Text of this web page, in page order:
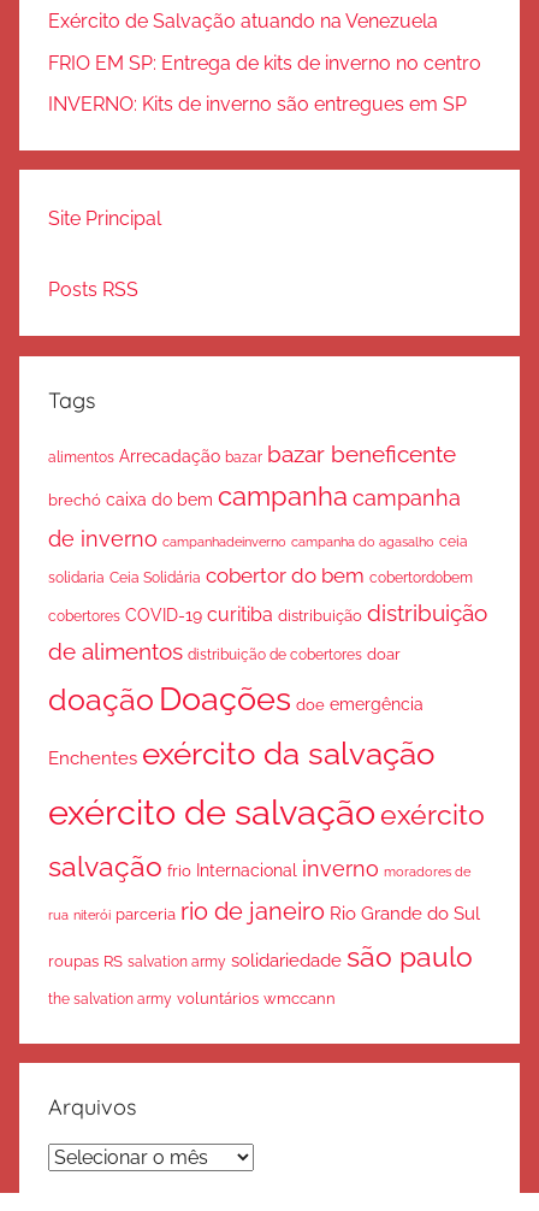
Exército de Salvação atuando na Venezuela
FRIO EM SP: Entrega de kits de inverno no centro
INVERNO: Kits de inverno são entregues em SP
Site Principal
Posts RSS
Tags
alimentos Arrecadação bazar bazar beneficente
brechó caixa do bem campanha campanha
de inverno campanhadeinverno campanha do agasalho ceia
solidaria Ceia Solidária cobertor do bem cobertordobem
cobertores COVID-19 curitiba distribuição distribuição
de alimentos distribuição de cobertores doar
doação Doações doe emergência
Enchentes exército da salvação
exército de salvaçãoexército
salvação frio Internacional inverno moradores de
rua niterói parceria rio de janeiro Rio Grande do Sul
roupas RS salvation army solidariedade são paulo
the salvation army voluntários wmccann
Arquivos
Arquivos